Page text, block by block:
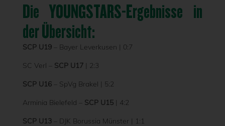
Die YOUNGSTARS-Ergebnisse in
der Übersicht:
SCP U19– Bayer Leverkusen | 0:7
SC Verl – SCP U17| 2:3
SCP U16– SpVg Brakel | 5:2
Arminia Bielefeld – SCP U15| 4:2
SCP U13– DJK Borussia Münster | 1:1